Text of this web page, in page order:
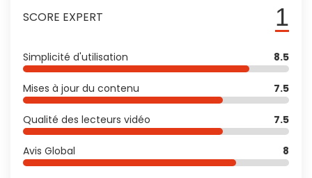
1
SCORE EXPERT
Simplicité d'utilisation 8.5
Mises à jour du contenu 7.5
Qualité des lecteurs vidéo 7.5
Avis Global 8